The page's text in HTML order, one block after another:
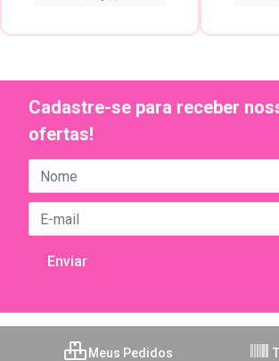
Cadastre-se para receber
ofertas!
Meus Pedidos